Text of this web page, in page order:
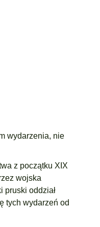
wydarzenia, nie
z początku XIX
wojska
pruski oddział
tych wydarzeń od